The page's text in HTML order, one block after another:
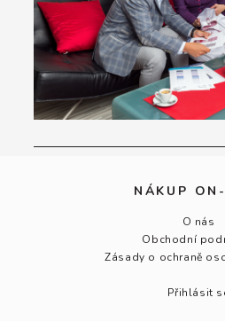
NÁKUP
O nás
Obchodní
Zásady o ochraně
Přihlásit